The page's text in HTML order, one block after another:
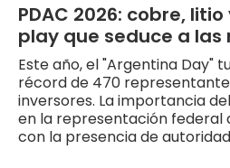
PDAC 2026: cobre, litio
play que seduce a las
Este año, el "Argentina Day"
récord de 470
inversores. La importancia
en la representación federal
con la presencia de